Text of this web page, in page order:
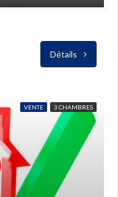
Détails
VENTE 3 CHAMBRES